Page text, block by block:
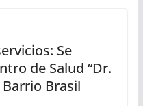
Se
de Salud “Dr.
Brasil